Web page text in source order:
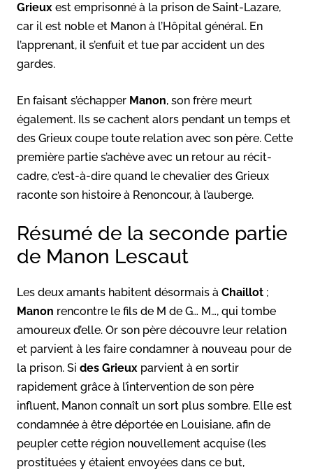
Grieux est emprisonné à la prison de Saint-Lazare,
car il est noble et Manon à l’Hôpital général. En
l’apprenant, il s’enfuit et tue par accident un des
gardes.
En faisant s’échapper Manon, son frère meurt
également. Ils se cachent alors pendant un temps et
des Grieux coupe toute relation avec son père. Cette
première partie s’achève avec un retour au récit-
cadre, c’est-à-dire quand le chevalier des Grieux
raconte son histoire à Renoncour, à l’auberge.
Résumé de la seconde partie
de Manon Lescaut
Les deux amants habitent désormais à Chaillot ;
Manon rencontre le fils de M de G… M…, qui tombe
amoureux d’elle. Or son père découvre leur relation
et parvient à les faire condamner à nouveau pour de
la prison. Si des Grieux parvient à en sortir
rapidement grâce à l’intervention de son père
influent, Manon connaît un sort plus sombre. Elle est
condamnée à être déportée en Louisiane, afin de
peupler cette région nouvellement acquise (les
prostituées y étaient envoyées dans ce but,